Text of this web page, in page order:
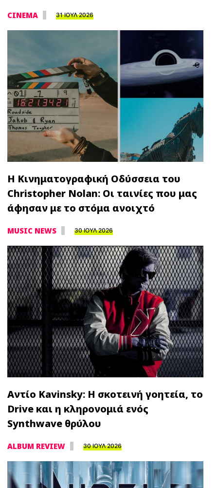
CINEMA 31 ΙΟΥΛ 2026
Η Κινηματογραφική Οδύσσεια του
Christopher Nolan: Οι ταινίες που μας
άφησαν με το στόμα ανοιχτό
MUSIC NEWS 30 ΙΟΥΛ 2026
Αντίο Kavinsky: Η σκοτεινή γοητεία, το
Drive και η κληρονομιά ενός
Synthwave θρύλου
ALBUM REVIEW 30 ΙΟΥΛ 2026